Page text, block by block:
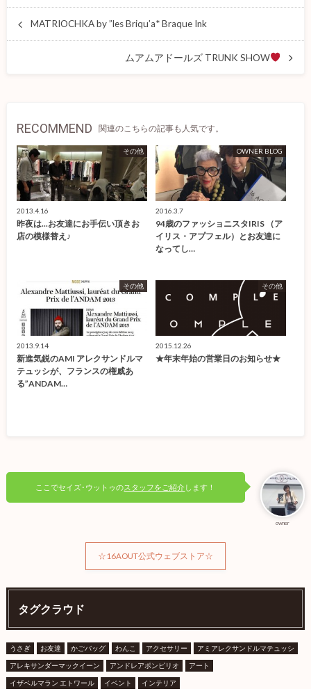
MATRIOCHKA by ”les Briqu’a* Braque Ink
ムアムアドールズ TRUNK SHOW
RECOMMEND 関連のこちらの記事も人気です。
その他
2013.4.16
昨夜は...お友達にお手伝い頂きお
店の模様替え♪
OWNER BLOG
2016.3.7
94歳のファッショニスタIRIS （ア
イリス・アプフェル）とお友達に
なってし…
その他
2013.9.14
新進気鋭のAMI アレクサンドルマ
テュッシが、フランスの権威あ
る”ANDAM…
その他
2015.12.26
★年末年始の営業日のお知らせ★
owner
ここでセイズ･ウットゥのスタッフをご紹介します！
☆16AOUT公式ウェブストア☆
タグクラウド
うさぎ お友達 かごバッグ わんこ アクセサリー アミアレクサンドルマテュッシ
アレキサンダーマックイーン アンドレアポンピリオ アート
イザベルマラン エトワール イベント インテリア